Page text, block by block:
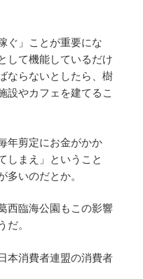
ぐ」ことが重要にな
して機能しているだけ
ならないとしたら、樹
設やカフェを建てるこ
年剪定にお金がかか
しまえ」ということ
多いのだとか。
西臨海公園もこの影響
だ。
本消費者連盟の消費者